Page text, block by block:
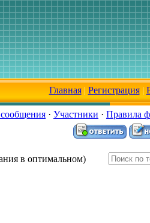
Главная| Регистрация|
· Участники · Правила
в оптимальном)